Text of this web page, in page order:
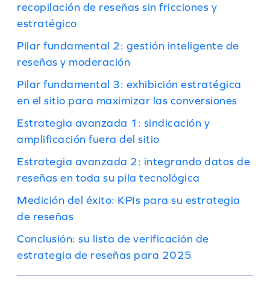
recopilación de reseñas sin fricciones y
estratégico
Pilar fundamental 2: gestión inteligente de
reseñas y moderación
Pilar fundamental 3: exhibición estratégica
en el sitio para maximizar las conversiones
Estrategia avanzada 1: sindicación y
amplificación fuera del sitio
Estrategia avanzada 2: integrando datos de
reseñas en toda su pila tecnológica
Medición del éxito: KPIs para su estrategia
de reseñas
Conclusión: su lista de verificación de
estrategia de reseñas para 2025